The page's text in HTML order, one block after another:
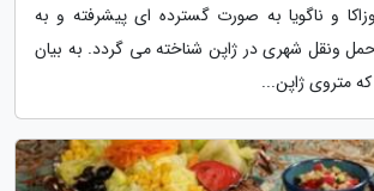
و ناگویا به صورت گسترده ای پیشرفته و به
ونقل شهری در ژاپن شناخته می گردد. به بیان
متروی ژاپن...